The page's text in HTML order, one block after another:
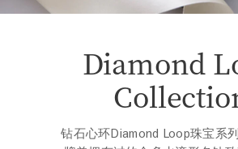
Diamond
钻石心环Diamond Loop珠宝系